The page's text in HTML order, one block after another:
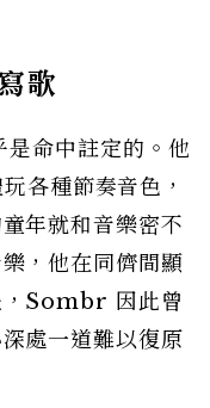
歌
命中註定的。他
各種節奏音色，
年就和音樂密不
，他在同儕間顯
，Sombr 因此曾
處一道難以復原